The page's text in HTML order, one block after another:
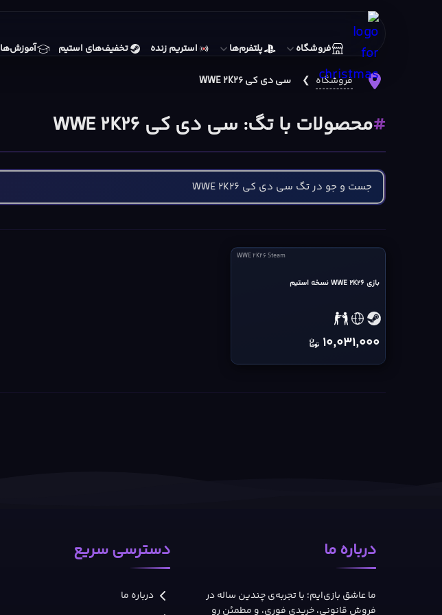
فروشگاه پلتفرم‌ها استریم زنده تخفیف‌های استیم آموزش‌ها
فروشگاه ❯ سی دی کی WWE 2K26
محصولات با تگ: سی دی کی WWE 2K26
WWE
Steam
WWE 2K26 Steam
بازی WWE 2K26 نسخه استیم
10,031,000
درباره ما
ما عاشق بازی‌ایم؛ با تجربه‌ی چندین ساله در
فروش قانونی، خریدی فوری، و مطمئن رو
دسترسی سریع
درباره ما